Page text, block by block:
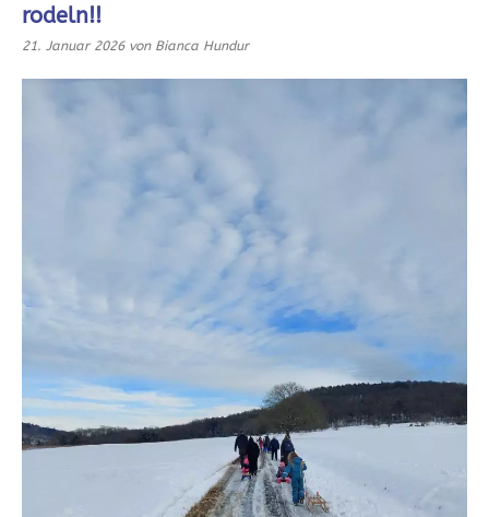
rodeln!!
21. Januar 2026 von Bianca Hundur